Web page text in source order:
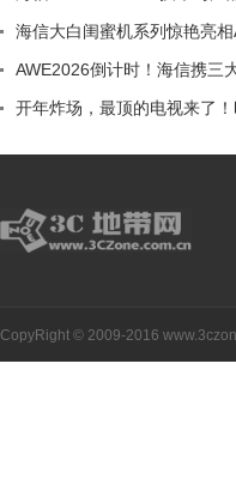
海信大白闺蜜机系列惊艳亮
AWE2026倒计时！海信携三
开年炸场，最顶的电视来了
CopyRight © 2009-2016